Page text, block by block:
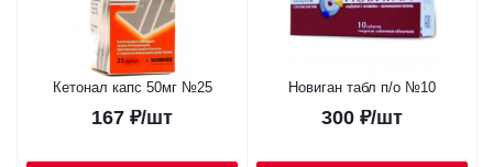
Кетонал капс 50мг №25
167 ₽/шт
Новиган табл п/о №10
300 ₽/шт